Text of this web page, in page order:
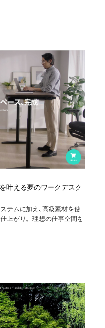
叶える夢のワークデスク
テムに加え､高級素材を使
上がり。理想の仕事空間を